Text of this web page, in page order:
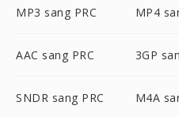
MP3 sang PRC MP4
AAC sang PRC 3GP
SNDR sang PRC M4A